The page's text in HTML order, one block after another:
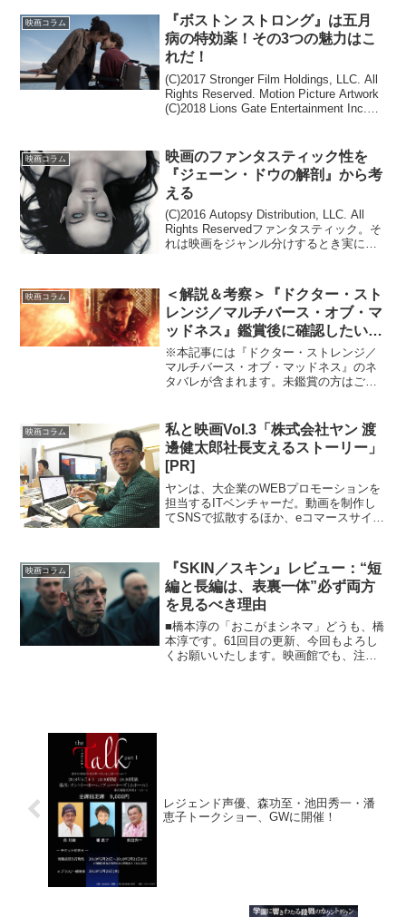
を原作とした映画がワンツーフィニッシ
ュを決...
映画コラム
『ボストン ストロング』は五月
病の特効薬！その3つの魅力はこ
れだ！
(C)2017 Stronger Film Holdings, LLC. All
Rights Reserved. Motion Picture Artwork
(C)2018 Lions Gate Entertainment Inc.
映画コラム
映画のファンタスティック性を
『ジェーン・ドウの解剖』から考
える
(C)2016 Autopsy Distribution, LLC. All
Rights Reservedファンタスティック。そ
れは映画をジャンル分けするとき実に便
の...
映画コラム
＜解説＆考察＞『ドクター・スト
レンジ／マルチバース・オブ・マ
ッドネス』鑑賞後に確認したい“3
つ”のポイント
※本記事には『ドクター・ストレンジ／
マルチバース・オブ・マッドネス』のネ
タバレが含まれます。未鑑賞の方はご注
ンジMoM』の画像を全て見る（9点）つ
いに2022年5月4日...
映画コラム
私と映画Vol.3「株式会社ヤン 渡
邊健太郎社長支えるストーリー」
[PR]
ヤンは、大企業のWEBプロモーションを
担当するITベンチャーだ。動画を制作し
てSNSで拡散するほか、eコマースサイト
する。渡邊社長は、スタジオジブリ作品
や、洋画の名作を...
映画コラム
『SKIN／スキン』レビュー：“短
編と長編は、表裏一体”必ず両方
を見るべき理由
■橋本淳の「おこがまシネマ」どうも、橋
本淳です。61回目の更新、今回もよろし
くお願いいたします。映画館でも、注目
レジェンド声優、森功至・池田秀一・潘
恵子トークショー、GWに開催！